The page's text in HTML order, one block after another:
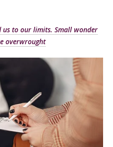
us to our limits. Small wonder
overwrought